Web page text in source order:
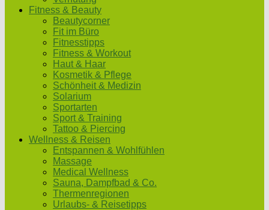
Fitness & Beauty
Beautycorner
Fit im Büro
Fitnesstipps
Fitness & Workout
Haut & Haar
Kosmetik & Pflege
Schönheit & Medizin
Solarium
Sportarten
Sport & Training
Tattoo & Piercing
Wellness & Reisen
Entspannen & Wohlfühlen
Massage
Medical Wellness
Sauna, Dampfbad & Co.
Thermenregionen
Urlaubs- & Reisetipps